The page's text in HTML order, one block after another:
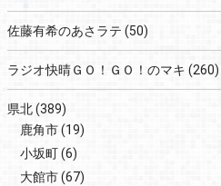
佐藤有希のあさラテ (50)
ラジオ快晴ＧＯ！ＧＯ！のマキ (260)
県北(389)
鹿角市(19)
小坂町(6)
大館市(67)